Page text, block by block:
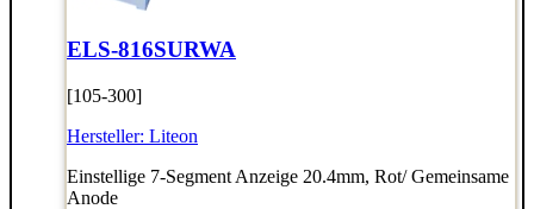
ELS-816SURWA
[105-300]
Hersteller: Liteon
Einstellige 7-Segment Anzeige 20.4mm, Rot/ Gemeinsame
Anode